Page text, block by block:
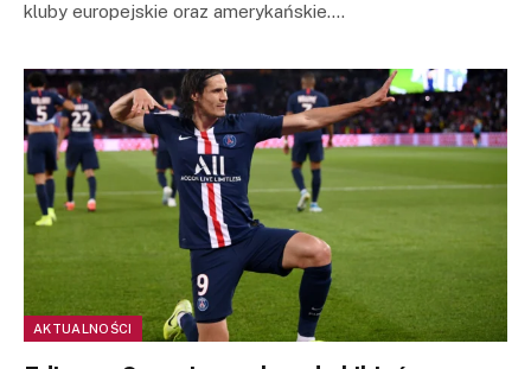
kluby europejskie oraz amerykańskie.…
AKTUALNOŚCI